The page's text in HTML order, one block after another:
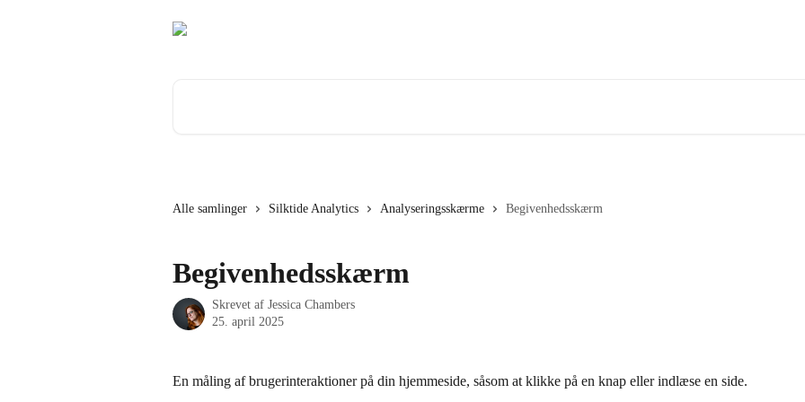
Alle samlinger Silktide Analytics Analyseringsskærme Begivenhedsskærm
Begivenhedsskærm
Skrevet af Jessica Chambers
25. april 2025
En måling af brugerinteraktioner på din hjemmeside, såsom at klikke på en knap eller indlæse en side.